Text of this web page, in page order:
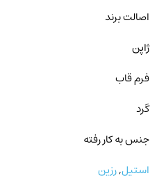
اصالت برند
ژاپن
فرم قاب
گرد
جنس به کار رفته
استیل,رزین